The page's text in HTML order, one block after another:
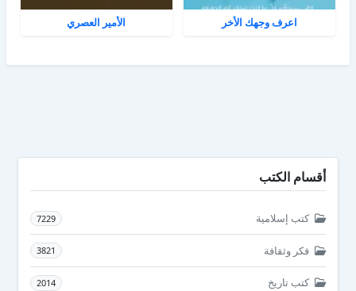
اعرف وجهك الأخر الأمير العصري
أقسام الكتب
كتب إسلامية 7229
فكر وثقافة 3821
كتب تاريخ 2014